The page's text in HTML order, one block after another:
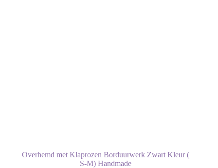
Overhemd met Klaprozen Borduurwerk Zwart Kleur (
S-M) Handmade